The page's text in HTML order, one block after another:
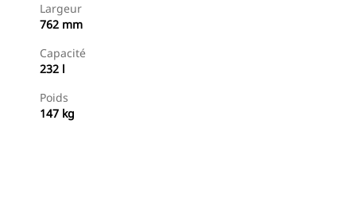
Largeur
762 mm
Capacité
232 l
Poids
147 kg